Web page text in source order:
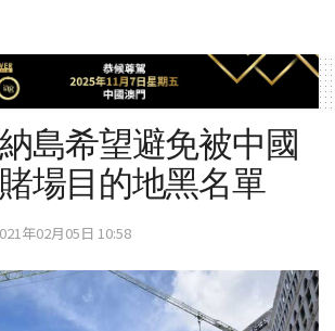
島希望避免被中國
場目的地黑名單
年02月05日 10:58